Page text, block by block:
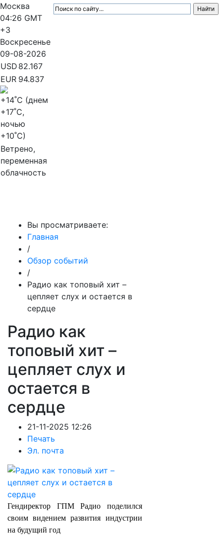
Москва
04:26 GMT
+3
Воскресенье
09-08-2026
USD 82.167
EUR 94.837
+14˚C (днем
+17˚C,
ночью
+10˚C)
Ветрено,
переменная
облачность
Вы просматриваете:
Главная
/
Обзор событий
/
Радио как топовый хит –
цепляет слух и остается в
сердце
Радио как
топовый хит –
цепляет слух и
остается в
сердце
21-11-2025 12:26
Печать
Эл. почта
Гендиректор ГПМ Радио поделился
своим видением развития индустрии
на будущий год